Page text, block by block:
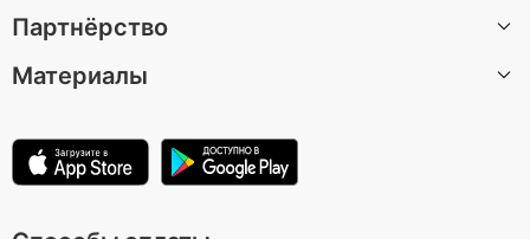
О нас
Вакансии
Условия использования
Партнёрство
Стать автором экскурсии
Для музеев и достопримечательностей
Материалы